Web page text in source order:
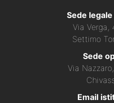
Sede
Via Verga,
Settimo
Sede
Via
Email